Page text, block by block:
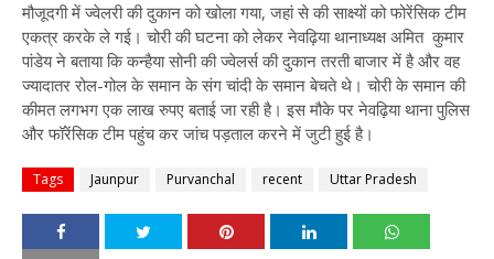
मौजूदगी में ज्वेलरी की दुकान को खोला गया, जहां से की साक्ष्यों को फोरेंसिक टीम
एकत्र करके ले गई। चोरी की घटना को लेकर नेवढ़िया थानाध्यक्ष अमित कुमार
पांडेय ने बताया कि कन्हैया सोनी की ज्वेलर्स की दुकान तरती बाजार में है और वह
ज्यादातर रोल-गोल के समान के संग चांदी के समान बेचते थे। चोरी के समान की
कीमत लगभग एक लाख रुपए बताई जा रही है। इस मौके पर नेवढ़िया थाना पुलिस
और फॉरेंसिक टीम पहुंच कर जांच पड़ताल करने में जुटी हुई है।
Tags Jaunpur Purvanchal recent Uttar Pradesh